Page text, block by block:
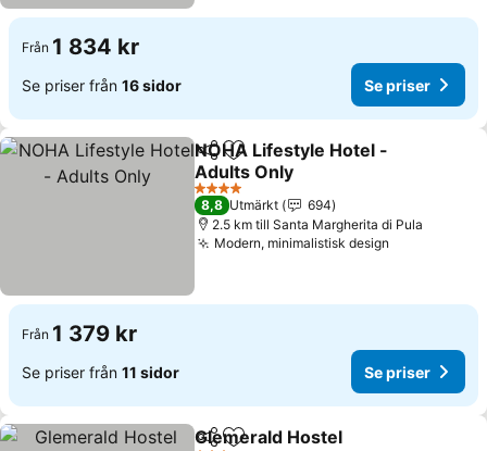
Från 1 834 kr
Se priser från 16 sidor Se priser
Dela Lägg till i Mina Favoriter
NOHA Lifestyle Hotel -
Adults Only
Se priser
4 Stjärnor
8,8 Utmärkt
694
2.5 km till Santa Margherita di Pula
Modern, minimalistisk design
Från 1 379 kr
Se priser från 11 sidor Se priser
Dela
Glemerald Hostel